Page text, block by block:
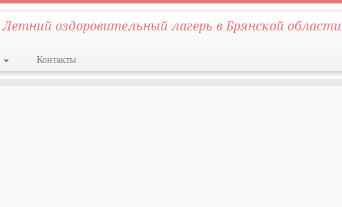
Летний оздоровительный лагерь в Брянской области
Контакты